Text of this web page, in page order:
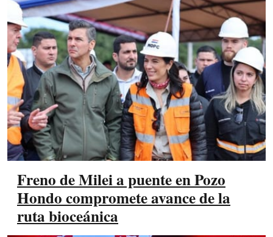
Freno de Milei a puente en Pozo
Hondo compromete avance de la
ruta bioceánica